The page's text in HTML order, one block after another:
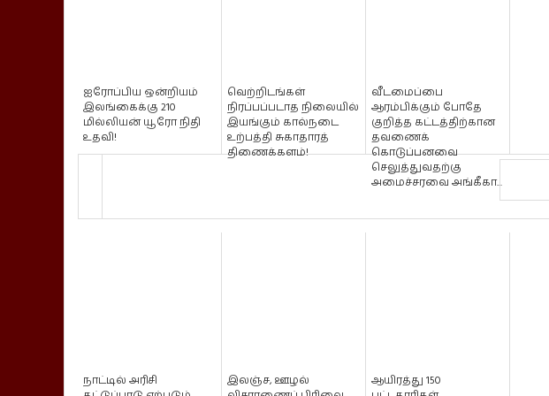
ஐரோப்பிய ஒன்றியம்
இலங்கைக்கு 210
மில்லியன் யூரோ நிதி
உதவி!
வெற்றிடங்கள்
நிரப்பப்படாத நிலையில்
இயங்கும் கால்நடை
உற்பத்தி சுகாதாரத்
திணைக்களம்!
வீடமைப்பை
ஆரம்பிக்கும் போதே
குறித்த கட்டத்திற்கான
தவணைக்
கொடுப்பனவை
செலுத்துவதற்கு
அமைச்சரவை அங்கீகா...
நாட்டில் அரிசி
இலஞ்ச, ஊழல்
ஆயிரத்து 150